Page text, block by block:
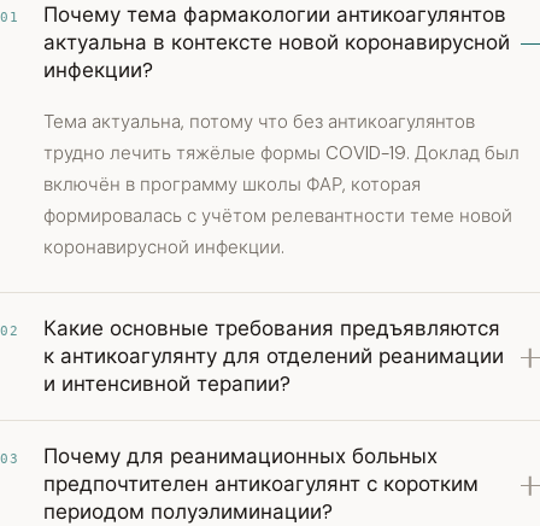
01
Почему тема фармакологии антикоагулянтов
актуальна в контексте новой коронавирусной
инфекции?
Тема актуальна, потому что без антикоагулянтов
трудно лечить тяжёлые формы COVID-19. Доклад был
включён в программу школы ФАР, которая
формировалась с учётом релевантности теме новой
коронавирусной инфекции.
02
Какие основные требования предъявляются
к антикоагулянту для отделений реанимации
и интенсивной терапии?
03
Почему для реанимационных больных
предпочтителен антикоагулянт с коротким
периодом полуэлиминации?